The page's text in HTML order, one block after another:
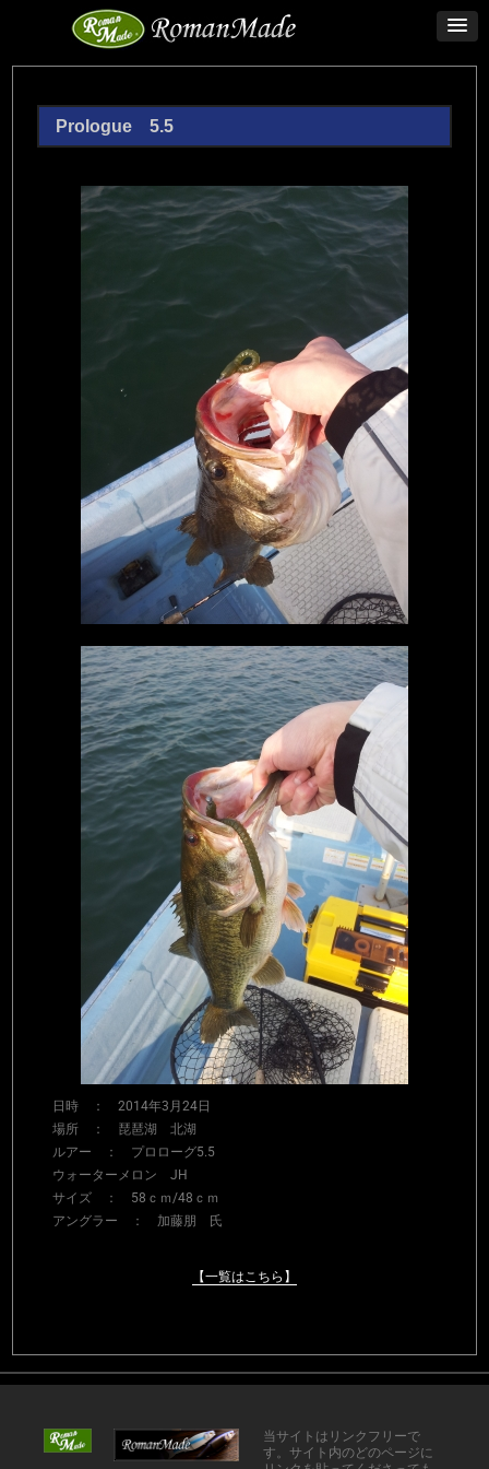
Prologue 5.5
日時 ： 2014年3月24日
場所 ： 琵琶湖 北湖
ルアー ： プロローグ5.5
ウォーターメロン JH
サイズ ： 58ｃｍ/48ｃｍ
アングラー ： 加藤朋 氏
【一覧はこちら】
当サイトはリンクフリーで
す。サイト内のどのページに